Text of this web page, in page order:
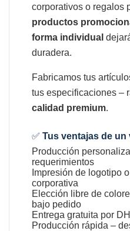
corporativos o regalos
productos
forma individual
duradera.
Fabricamos tus
tus especificaciones –
calidad premium.
✅Tus ventajas de un
Producción
requerimientos
Impresión de logotipo
corporativa
Elección libre de
bajo pedido
Entrega gratuita por
Producción rápida –